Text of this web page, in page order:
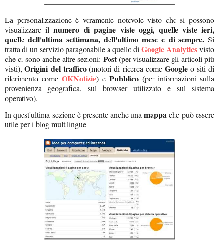
La personalizzazione è veramente notevole visto che si possono
visualizzare ilnumero di pagine viste oggi, quelle viste ieri,
quelle dell'ultima settimana, dell'ultimo mese e di sempre. Si
tratta di un servizio paragonabile a quello di Google Analytics visto
che ci sono anche altre sezioni: Post(per visualizzare gli articoli più
visti),Origini del traffico(motori di ricerca comeGoogle o siti di
riferimento come OKNotizie) e Pubblico(per informazioni sulla
provenienza geografica, sul browser utilizzato e sul sistema
operativo).
In quest'ultima sezione è presente anche unamappache può essere
utile per i blog multilingue